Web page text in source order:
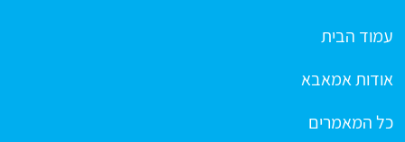
עמוד הבית
אודות אמאבא
כל המאמרים